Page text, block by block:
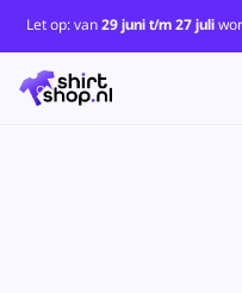
Let op: van29 juni t/m 27 juli
Standaard
Price: Lowest First
Price: Highest First